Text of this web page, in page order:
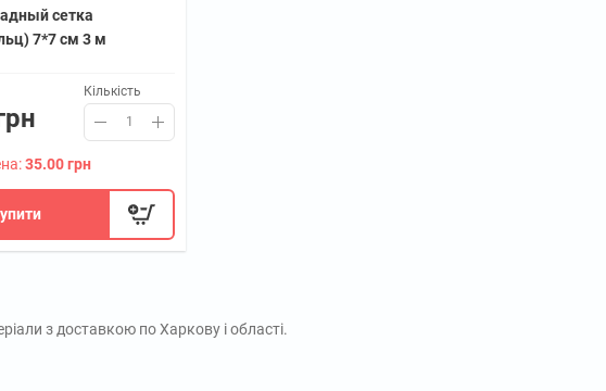
сетка
7*7 см 3 м
Кількість
35.00 грн
з доставкою по Харкову і області.